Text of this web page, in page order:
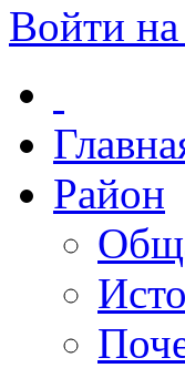
Войти на
Район